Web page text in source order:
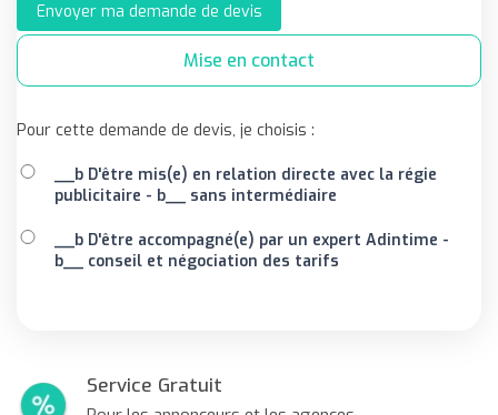
Envoyer ma demande de devis
Mise en contact
Pour cette demande de devis, je choisis :
__b D'être mis(e) en relation directe avec la régie
publicitaire - b__ sans intermédiaire
__b D'être accompagné(e) par un expert Adintime -
b__ conseil et négociation des tarifs
Service Gratuit